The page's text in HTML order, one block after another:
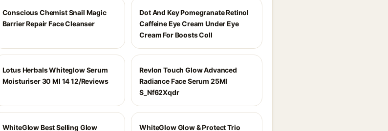
Conscious Chemist Snail Magic
Barrier Repair Face Cleanser
Dot And Key Pomegranate Retinol
Caffeine Eye Cream Under Eye
Cream For Boosts Coll
Lotus Herbals Whiteglow Serum
Moisturiser 30 Ml 14 12/Reviews
Revlon Touch Glow Advanced
Radiance Face Serum 25Ml
S_Nf62Xqdr
WhiteGlow Best Selling Glow WhiteGlow Glow & Protect Trio